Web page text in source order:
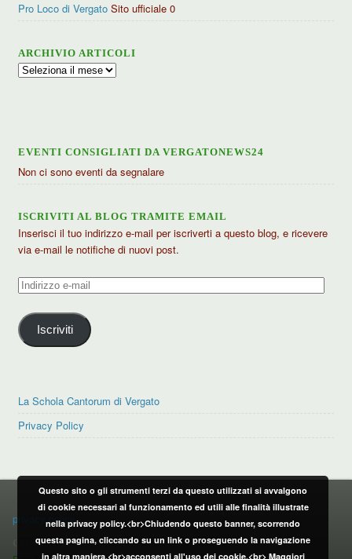
Pro Loco di Vergato Sito ufficiale 0
ARCHIVIO ARTICOLI
Archivio
EVENTI CONSIGLIATI DA VERGATONEWS24
Non ci sono eventi da segnalare
ISCRIVITI AL BLOG TRAMITE EMAIL
Inserisci il tuo indirizzo e-mail per iscriverti a questo blog, e ricevere
via e-mail le notifiche di nuovi post.
Indirizzo
mail
Iscriviti
La Schola Cantorum di Vergato
Privacy Policy
PRIVACY POLICY
privacy policy
CONTATTI:
Questo sito o gli strumenti terzi da questo utilizzati si avvalgono
di cookie necessari al funzionamento ed utili alle finalità illustrate
nella privacy policy.<br>Chiudendo questo banner, scorrendo
questa pagina, cliccando su un link o proseguendo la navigazione
in altra maniera,<br>acconsenti all'uso dei cookie.<br> Maggiori